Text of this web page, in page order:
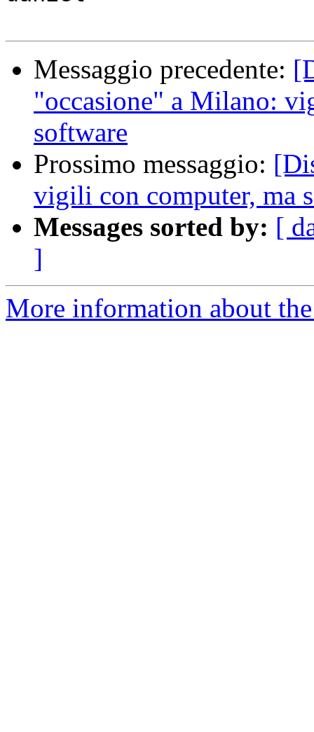
Messaggio precedente:
"occasione" a Milano:
software
Prossimo messaggio:
vigili con computer, ma
Messages sorted by: [
]
More information about